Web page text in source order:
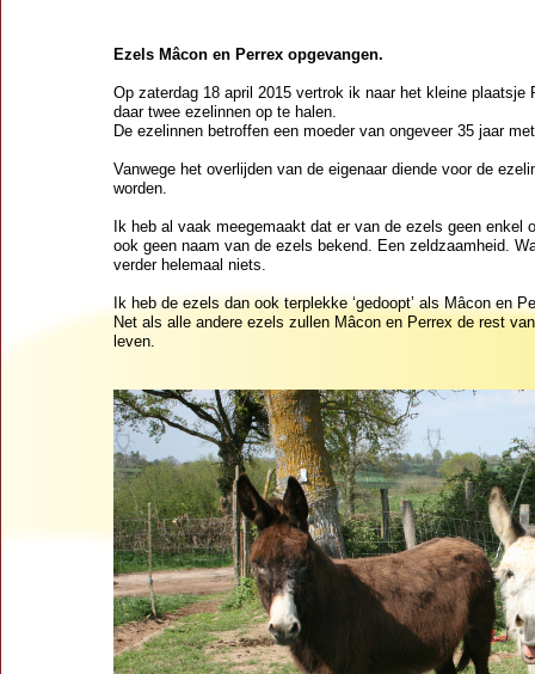
Ezels Mâcon en Perrex opgevangen.
Op zaterdag 18 april 2015 vertrok ik naar het kleine
daar twee ezelinnen op te halen.
De ezelinnen betroffen een moeder van ongeveer 35 jaar
Vanwege het overlijden van de eigenaar diende voor de
worden.
Ik heb al vaak meegemaakt dat er van de ezels geen
ook geen naam van de ezels bekend. Een zeldzaamheid.
verder helemaal niets.
Ik heb de ezels dan ook terplekke ‘gedoopt’ als Mâcon en
Net als alle andere ezels zullen Mâcon en Perrex de rest
leven.